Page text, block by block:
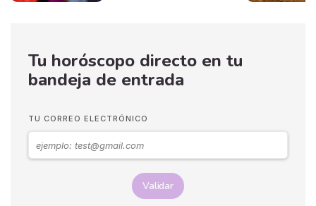
Tu horóscopo directo en tu
bandeja de entrada
TU CORREO ELECTRÓNICO
Validar